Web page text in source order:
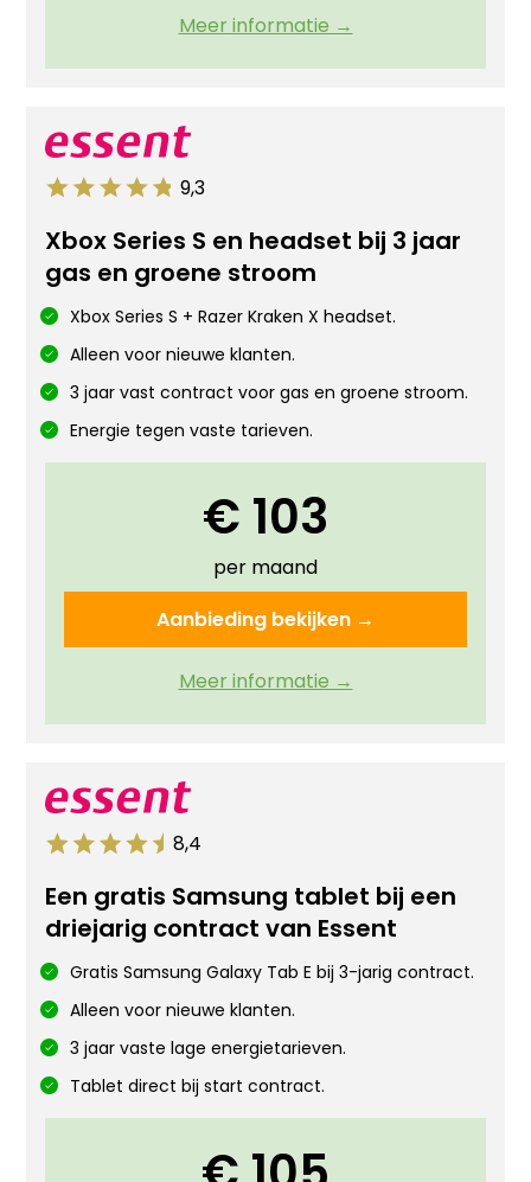
Meer informatie →
9,3
Xbox Series S en headset bij 3 jaar
gas en groene stroom
Xbox Series S + Razer Kraken X headset.
Alleen voor nieuwe klanten.
3 jaar vast contract voor gas en groene stroom.
Energie tegen vaste tarieven.
€ 103
per maand
Aanbieding bekijken →
Meer informatie →
8,4
Een gratis Samsung tablet bij een
driejarig contract van Essent
Gratis Samsung Galaxy Tab E bij 3-jarig contract.
Alleen voor nieuwe klanten.
3 jaar vaste lage energietarieven.
Tablet direct bij start contract.